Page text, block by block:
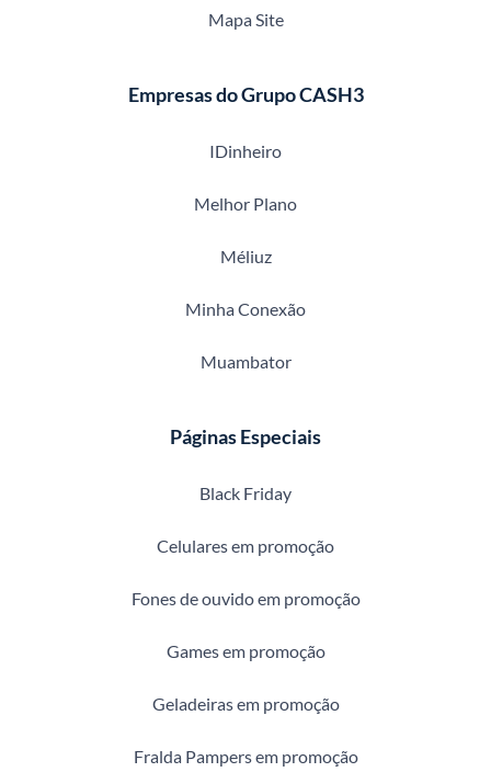
Mapa Site
Empresas do Grupo CASH3
IDinheiro
Melhor Plano
Méliuz
Minha Conexão
Muambator
Páginas Especiais
Black Friday
Celulares em promoção
Fones de ouvido em promoção
Games em promoção
Geladeiras em promoção
Fralda Pampers em promoção